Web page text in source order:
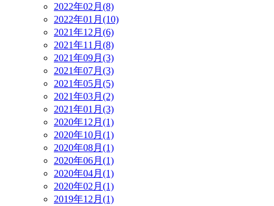
2022年02月(8)
2022年01月(10)
2021年12月(6)
2021年11月(8)
2021年09月(3)
2021年07月(3)
2021年05月(5)
2021年03月(2)
2021年01月(3)
2020年12月(1)
2020年10月(1)
2020年08月(1)
2020年06月(1)
2020年04月(1)
2020年02月(1)
2019年12月(1)